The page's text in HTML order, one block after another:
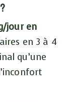
jour en
en 3 à 4
qu’une